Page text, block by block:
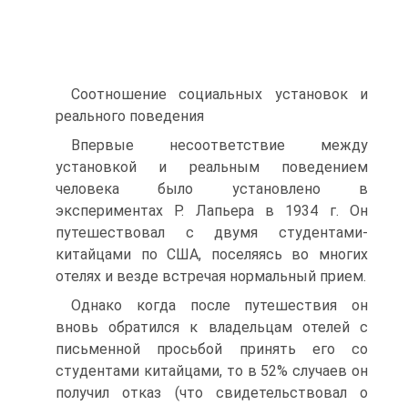
Соотношение социальных установок и
реального поведения
Впервые несоответствие между
установкой и реальным поведением
человека было установлено в
экспериментах Р. Лапьера в 1934 г. Он
путешествовал с двумя студентами-
китайцами по США, поселяясь во многих
отелях и везде встречая нормальный прием.
Однако когда после путешествия он
вновь обратился к владельцам отелей с
письменной просьбой принять его со
студентами китайцами, то в 52% случаев он
получил отказ (что свидетельствовал о